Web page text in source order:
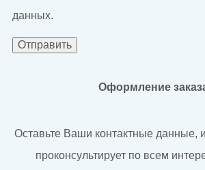
данных.
Оформление
Оставьте Ваши контактные данные,
проконсультирует по всем